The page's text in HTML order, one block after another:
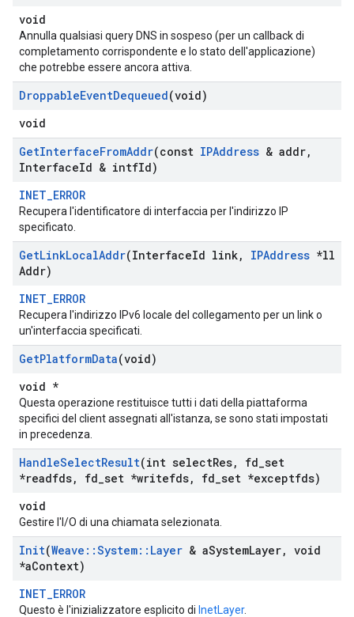
void
Annulla qualsiasi query DNS in sospeso (per un callback di
completamento corrispondente e lo stato dell'applicazione)
che potrebbe essere ancora attiva.
DroppableEventDequeued(void)
void
GetInterfaceFromAddr(const IPAddress & addr,
InterfaceId & intfId)
INET_ERROR
Recupera l'identificatore di interfaccia per l'indirizzo IP
specificato.
GetLinkLocalAddr(InterfaceId link, IPAddress *ll
Addr)
INET_ERROR
Recupera l'indirizzo IPv6 locale del collegamento per un link o
un'interfaccia specificati.
GetPlatformData(void)
void *
Questa operazione restituisce tutti i dati della piattaforma
specifici del client assegnati all'istanza, se sono stati impostati
in precedenza.
HandleSelectResult(int selectRes, fd set
*readfds, fd set *writefds, fd set *exceptfds)
void
Gestire l'I/O di una chiamata selezionata.
Init(Weave ::System:: Layer & aSystemLayer, void
*aContext)
INET_ERROR
Questo è l'inizializzatore esplicito di InetLayer.